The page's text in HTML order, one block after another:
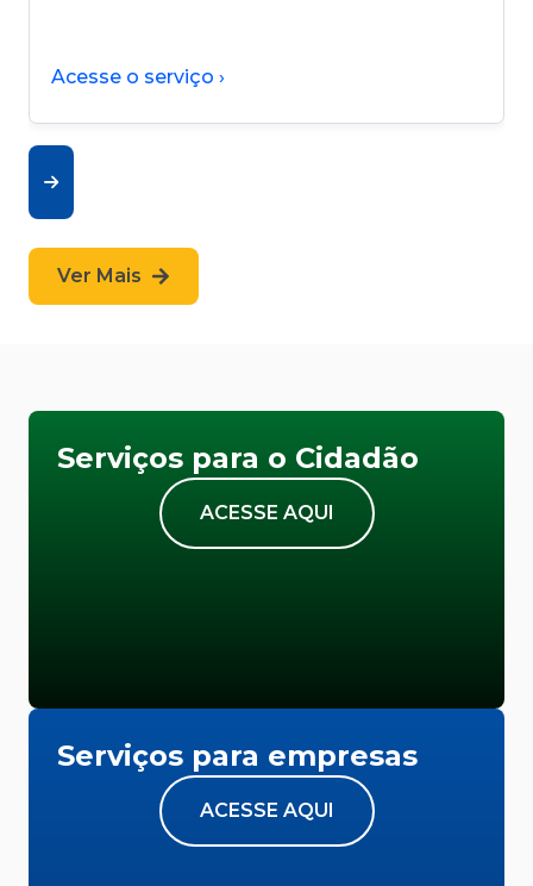
Acesse o serviço ›
Ver Mais
Serviços para o Cidadão
ACESSE AQUI
Serviços para empresas
ACESSE AQUI